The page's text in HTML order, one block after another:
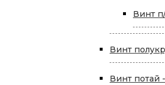
Винт
Винт
Винт потай